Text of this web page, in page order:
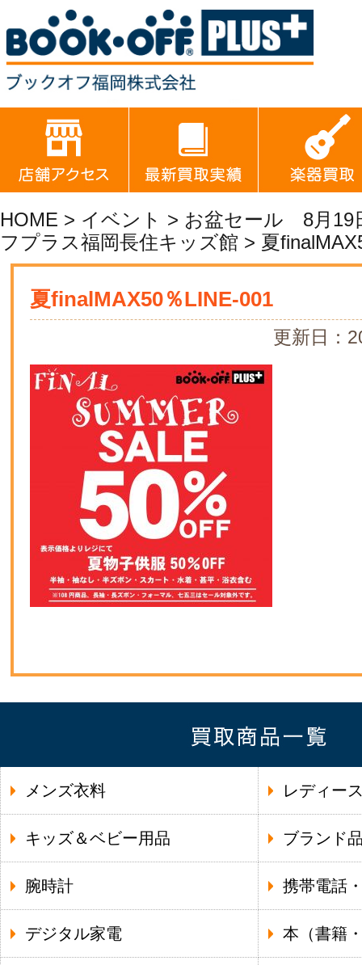
HOME > イベント > お盆セール 8月
フプラス福岡長住キッズ館 > 夏
夏finalMAX50％LINE-001
更新日：
メンズ衣料 レディー
キッズ＆ベビー用品 ブランド
腕時計 携帯電話
デジタル家電 本（書籍